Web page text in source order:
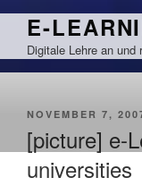
Zum
springen
E-
Digitale Lehre an
VERÖFFENTLICHT
NOVEMBER 7,
[picture] e-
universities